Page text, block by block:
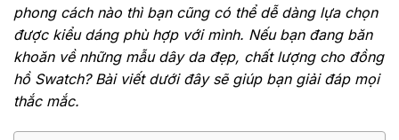
phong cách nào thì bạn cũng có thể dễ dàng lựa chọn
được kiểu dáng phù hợp với mình. Nếu bạn đang băn
khoăn về những mẫu dây da đẹp, chất lượng cho đồng
hồ Swatch? Bài viết dưới đây sẽ giúp bạn giải đáp mọi
thắc mắc.